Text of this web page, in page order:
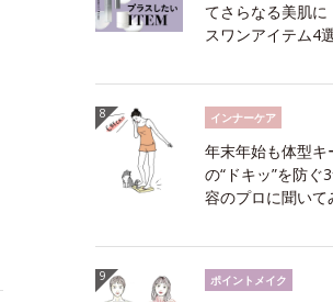
てさらなる美肌に
スワンアイテム4
インナーケア
年末年始も体型キ
の“ドキッ”を防ぐ
容のプロに聞いて
ポイントメイク